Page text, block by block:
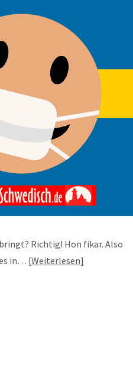
Richtig! Hon fikar. Also
in… Weiterlesen